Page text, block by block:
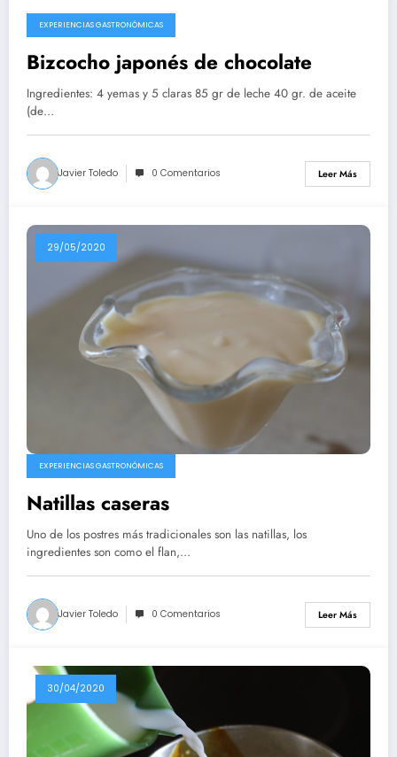
10/08/2020
EXPERIENCIAS GASTRONÓMICAS
Bizcocho japonés de chocolate
Ingredientes: 4 yemas y 5 claras 85 gr de leche 40 gr. de aceite
(de…
Javier Toledo 0 Comentarios Leer Más
29/05/2020
EXPERIENCIAS GASTRONÓMICAS
Natillas caseras
Uno de los postres más tradicionales son las natillas, los
ingredientes son como el flan,…
Javier Toledo 0 Comentarios Leer Más
30/04/2020